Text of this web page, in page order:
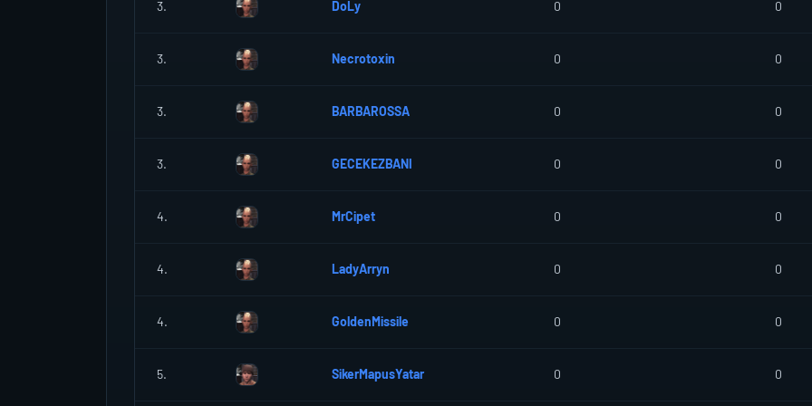
3. DoLy 0 0
3. Necrotoxin 0 0
3. BARBAROSSA 0 0
3. GECEKEZBANI 0 0
4. MrCipet 0 0
4. LadyArryn 0 0
4. GoldenMissile 0 0
5. SikerMapusYatar 0 0